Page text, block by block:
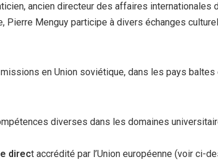
ancien directeur des affaires internationales
Pierre Menguy participe à divers échanges
en Union soviétique, dans les pays baltes
diverses dans les domaines
direct accrédité par l’Union européenne (voir ci-